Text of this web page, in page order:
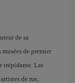
de sa
de premier
trépidante. Las
de rue,